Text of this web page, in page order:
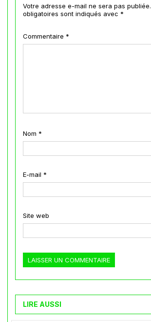
Votre adresse e-mail ne sera pas publiée.
obligatoires sont indiqués avec *
Commentaire *
Nom *
E-mail *
Site web
LIRE AUSSI